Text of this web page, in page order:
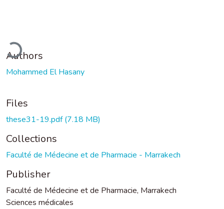
Authors
Mohammed El Hasany
Files
these31-19.pdf(7.18 MB)
Collections
Faculté de Médecine et de Pharmacie - Marrakech
Publisher
Faculté de Médecine et de Pharmacie, Marrakech
Sciences médicales